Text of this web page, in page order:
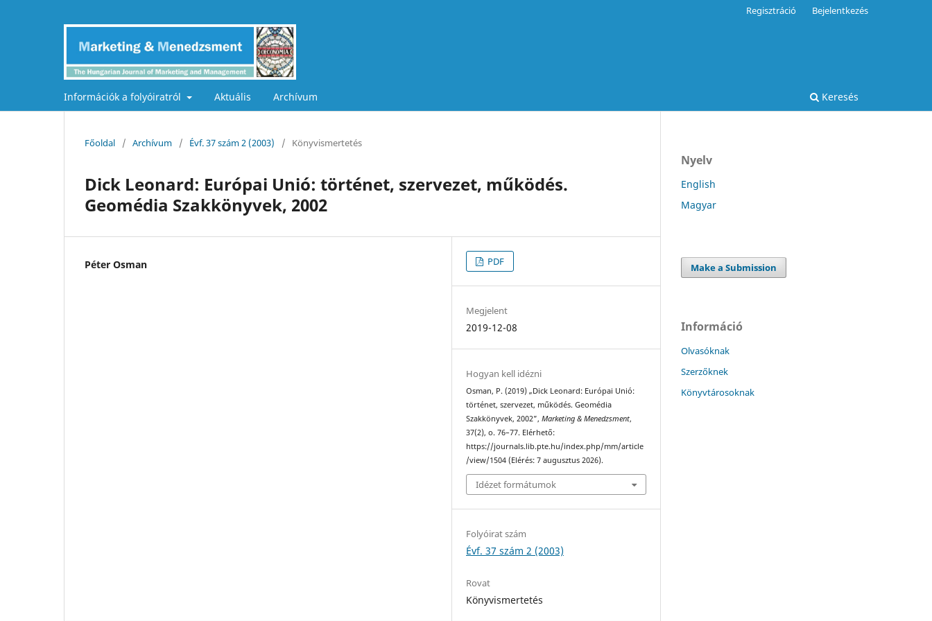
Információk a folyóiratról Aktuális Archívum Keresés
Regisztráció Bejelentkezés
Főoldal / Archívum / Évf. 37 szám 2 (2003) / Könyvismertetés
Dick Leonard: Európai Unió: történet, szervezet, működés.
Geomédia Szakkönyvek, 2002
Péter Osman PDF
Megjelent
2019-12-08
Hogyan kell idézni
Osman, P. (2019) „Dick Leonard: Európai Unió:
történet, szervezet, működés. Geomédia
Szakkönyvek, 2002”,Marketing & Menedzsment,
37(2), o. 76–77. Elérhető:
https://journals.lib.pte.hu/index.php/mm/article
/view/1504 (Elérés: 7 augusztus 2026).
Idézet formátumok
Folyóirat szám
Évf. 37 szám 2 (2003)
Rovat
Könyvismertetés
Nyelv
English
Magyar
Make a Submission
Információ
Olvasóknak
Szerzőknek
Könyvtárosoknak